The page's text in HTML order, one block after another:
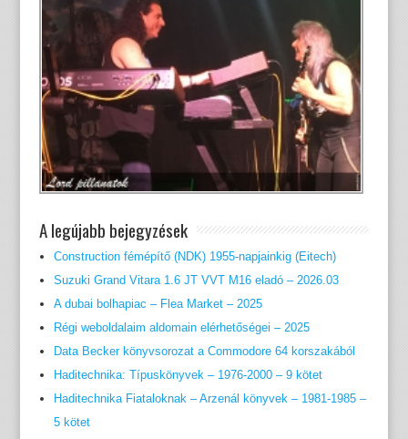
A legújabb bejegyzések
Construction fémépítő (NDK) 1955-napjainkig (Eitech)
Suzuki Grand Vitara 1.6 JT VVT M16 eladó – 2026.03
A dubai bolhapiac – Flea Market – 2025
Régi weboldalaim aldomain elérhetőségei – 2025
Data Becker könyvsorozat a Commodore 64 korszakából
Haditechnika: Típuskönyvek – 1976-2000 – 9 kötet
Haditechnika Fiataloknak – Arzenál könyvek – 1981-1985 –
5 kötet